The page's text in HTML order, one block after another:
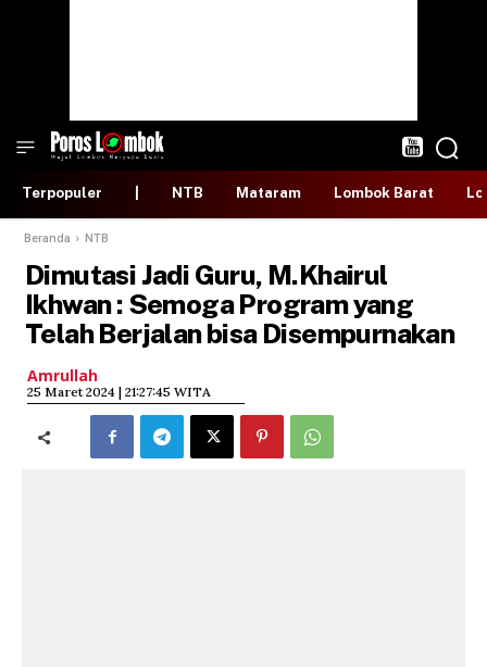
Terpopuler NTB Mataram Lombok Barat
Beranda NTB
Dimutasi Jadi Guru, M.Khairul
Ikhwan : Semoga Program yang
Telah Berjalan bisa Disempurnakan
Amrullah
​25 Maret 2024 | 21:27:45 WITA